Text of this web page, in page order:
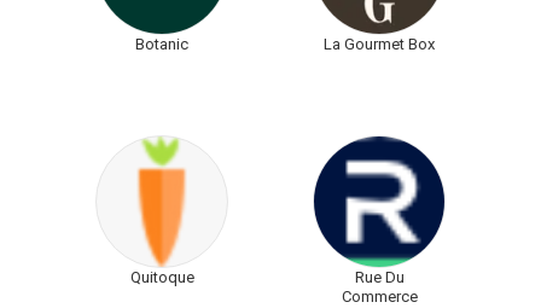
Botanic La Gourmet Box
Quitoque
Rue Du
Commerce